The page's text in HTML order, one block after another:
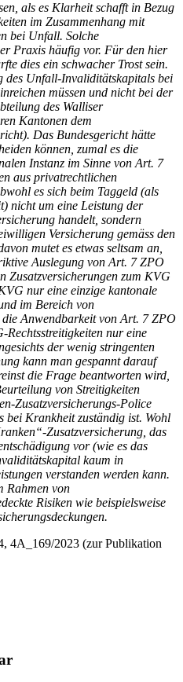
als es Klarheit schafft in Bezug
im Zusammenhang mit
bei Unfall. Solche
Praxis häufig vor. Für den hier
dies ein schwacher Trost sein.
des Unfall-Invaliditätskapitals bei
müssen und nicht bei der
des Walliser
Kantonen dem
Das Bundesgericht hätte
können, zumal es die
Instanz im Sinne von Art. 7
aus privatrechtlichen
es sich beim Taggeld (als
nicht um eine Leistung der
handelt, sondern
Versicherung gemäss den
mutet es etwas seltsam an,
Auslegung von Art. 7 ZPO
Zusatzversicherungen zum KVG
nur eine einzige kantonale
im Bereich von
Anwendbarkeit von Art. 7 ZPO
nur eine
der wenig stringenten
kann man gespannt darauf
die Frage beantworten wird,
von Streitigkeiten
Zusatzversicherungs-Police
bei Krankheit zuständig ist. Wohl
Zusatzversicherung, das
vor (wie es das
kaum in
verstanden werden kann.
Rahmen von
Risiken wie beispielsweise
4A_169/2023 (zur Publikation